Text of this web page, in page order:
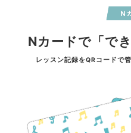
Nカードで「で
レッスン記録をQRコードで